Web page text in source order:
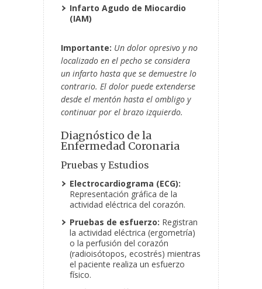
Infarto Agudo de Miocardio
(IAM)
Importante: Un dolor opresivo y no
localizado en el pecho se considera
un infarto hasta que se demuestre lo
contrario. El dolor puede extenderse
desde el mentón hasta el ombligo y
continuar por el brazo izquierdo.
Diagnóstico de la
Enfermedad Coronaria
Pruebas y Estudios
Electrocardiograma (ECG):
Representación gráfica de la
actividad eléctrica del corazón.
Pruebas de esfuerzo: Registran
la actividad eléctrica (ergometría)
o la perfusión del corazón
(radioisótopos, ecostrés) mientras
el paciente realiza un esfuerzo
físico.